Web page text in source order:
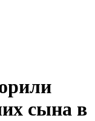
сына в